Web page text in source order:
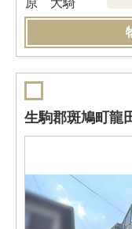
生駒郡斑鳩町